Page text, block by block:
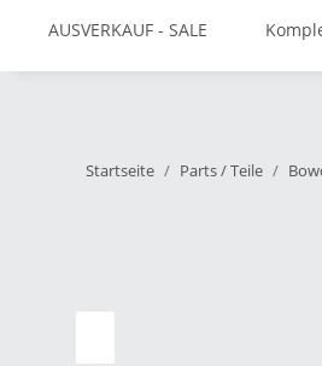
AUSVERKAUF - SALE
Startseite Parts / Teile